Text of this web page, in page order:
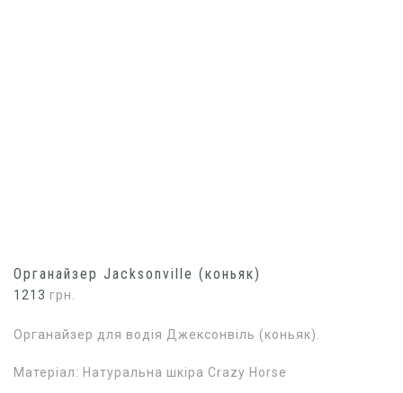
Органайзер Jacksonville (коньяк)
1213 грн.
Органайзер для водія Джексонвіль (коньяк).
Матеріал: Натуральна шкіра Crazy Horse